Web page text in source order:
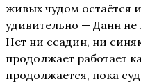
живых чудом остаётся
удивительно — Данн
Нет ни ссадин, ни
продолжает работает
продолжается, пока